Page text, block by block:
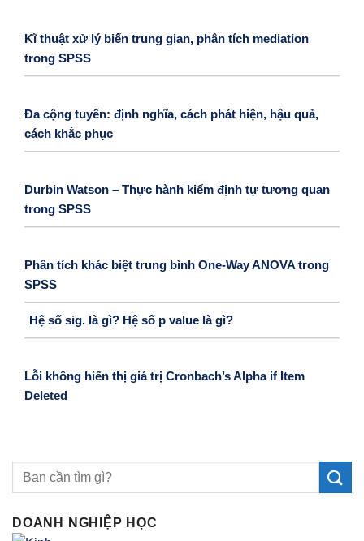
Kĩ thuật xử lý biến trung gian, phân tích mediation
trong SPSS
Đa cộng tuyến: định nghĩa, cách phát hiện, hậu quả,
cách khắc phục
Durbin Watson – Thực hành kiểm định tự tương quan
trong SPSS
Phân tích khác biệt trung bình One-Way ANOVA trong
SPSS
Hệ số sig. là gì? Hệ số p value là gì?
Lỗi không hiển thị giá trị Cronbach’s Alpha if Item
Deleted
DOANH NGHIỆP HỌC